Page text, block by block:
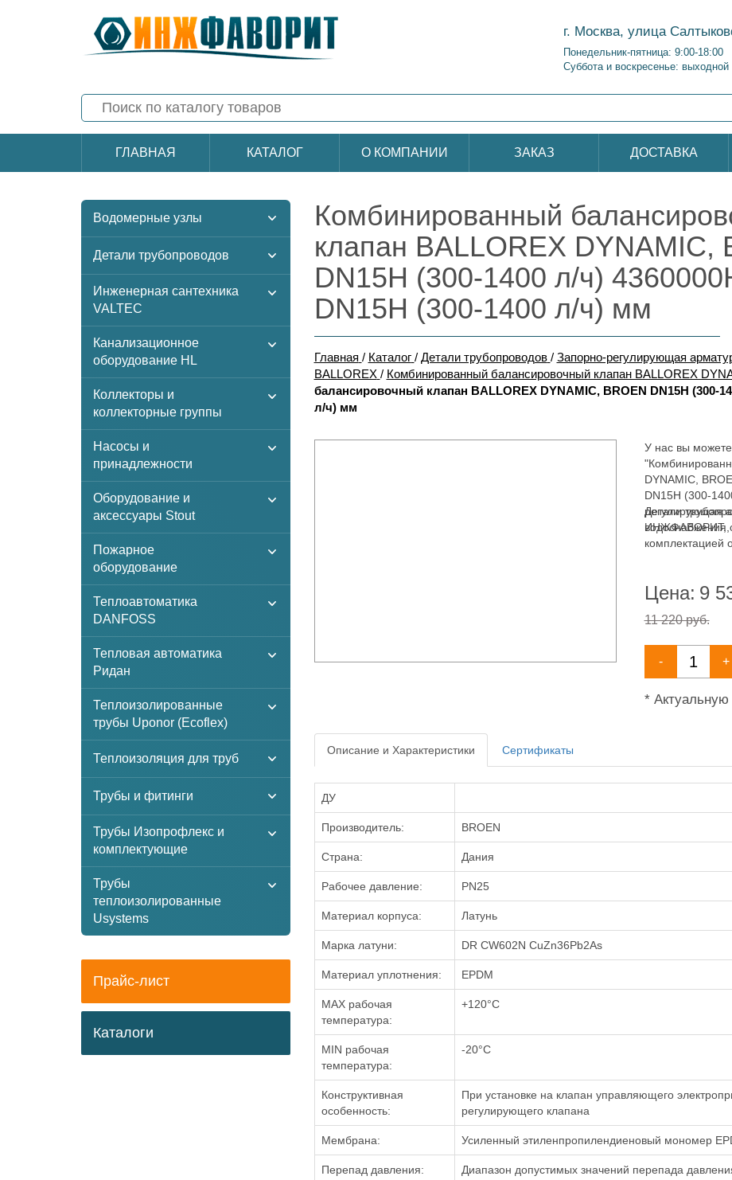
г. Москва, улица
Понедельник-пятница: 9:00-18:00
Суббота и воскресенье: выходной
ГЛАВНАЯ КАТАЛОГ О КОМПАНИИ ЗАКАЗ ДОСТАВКА
Водомерные узлы
Детали трубопроводов
Инженерная сантехника
VALTEC
Канализационное
оборудование HL
Коллекторы и
коллекторные группы
Насосы и
принадлежности
Оборудование и
аксессуары Stout
Пожарное
оборудование
Теплоавтоматика
DANFOSS
Тепловая автоматика
Ридан
Теплоизолированные
трубы Uponor (Ecoflex)
Теплоизоляция для труб
Трубы и фитинги
Трубы Изопрофлекс и
комплектующие
Трубы
теплоизолированные
Usystems
Прайс-лист
Каталоги
Комбинированный
клапан BALLOREX DYNAMIC,
DN15H (300-1400 л/ч)
DN15H (300-1400 л/ч) мм
Главная / Каталог / Детали трубопроводов / Запорно-регулирующая
BALLOREX / Комбинированный балансировочный клапан BALLOREX
балансировочный клапан BALLOREX DYNAMIC, BROEN DN15H (300-
л/ч) мм
У нас вы можете
DYNAMIC,
DN15H (300-
регулирующая
широкий
Детали
ИНЖФАВОРИТ, с
Цена: 9
11 220 руб.
- +
*
Описание и Характеристики Сертификаты
ДУ
Производитель: BROEN
Страна: Дания
Рабочее давление: PN25
Материал корпуса: Латунь
Марка латуни: DR CW602N CuZn36Pb2As
Материал уплотнения: EPDM
MAX рабочая
температура:
+120°C
MIN рабочая
температура:
-20°C
Конструктивная
особенность:
При установке на клапан управляющего
регулирующего клапана
Мембрана: Усиленный этиленпропилендиеновый мономер
Перепад давления: Диапазон допустимых значений перепада